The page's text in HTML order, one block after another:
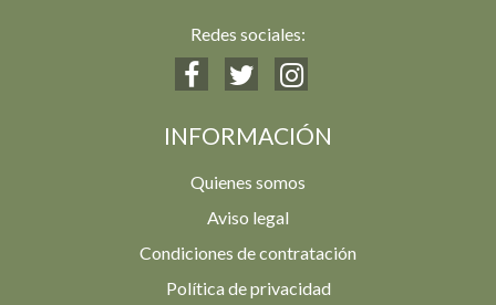
Redes sociales:
INFORMACIÓN
Quienes somos
Aviso legal
Condiciones de contratación
Política de privacidad